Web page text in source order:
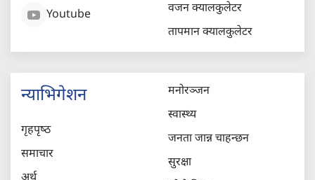
Youtube
वजन क्यालकुलेटर
तापमान क्यालकुलेटर
न्याभिगेशन
गृहपृष्‍ठ
समाचार
मनोरञ्जन
स्वास्थ्य
जनता जान्न चाहन्छन
सुरक्षा